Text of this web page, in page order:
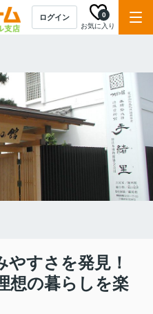
ログイン
お気に入り
0
やすさを発見！
想の暮らしを楽